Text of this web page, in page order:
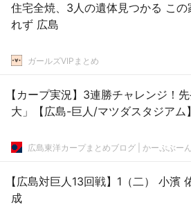
住宅全焼、3人の遺体見つかる こ
れず 広島
ガールズVIPまとめ
【カープ実況】3連勝チャレンジ！
大」【広島-巨人/マツダスタジアム】
広島東洋カープまとめブログ | かーぷぶーん
【広島対巨人13回戦】1（二） 小
成